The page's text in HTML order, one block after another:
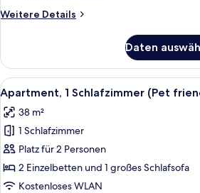
Weitere Details
Weitere
2 Schlafzimmer
(4
people)
Daten
Alle
Fotos
für
Apartment,
1
Schlafzimmer
(Pet
Ein
10
Apartment, 1 Schlafzimmer (Pet
38 m²
1 Schlafzimmer
Platz für 2 Personen
2 Einzelbetten und 1 großes Schlafsofa
Kostenloses WLAN